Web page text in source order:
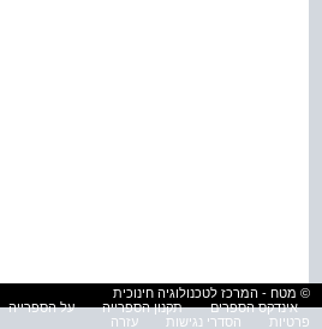
© מטח - המרכז לטכנולוגיה חינוכית
אינדקס הספרים
תקנון הספרייה על הספרייה
פרטיות
הסדרי נגישות עזרה